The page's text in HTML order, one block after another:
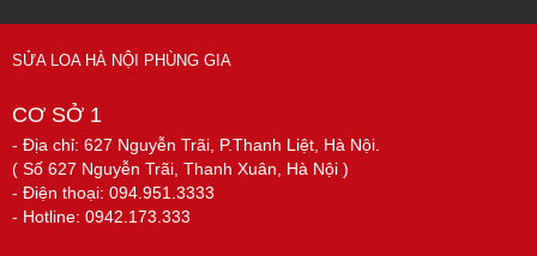
SỬA LOA HÀ NỘI PHÙNG GIA
CƠ SỞ 1
- Địa chỉ: 627 Nguyễn Trãi, P.Thanh Liệt, Hà Nội.
( Số 627 Nguyễn Trãi, Thanh Xuân, Hà Nội )
- Điện thoại: 094.951.3333
- Hotline: 0942.173.333